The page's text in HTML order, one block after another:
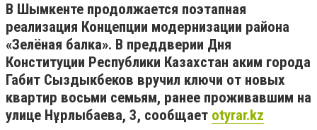
В Шымкенте продолжается поэтапная
реализация Концепции модернизации района
«Зелёная балка». В преддверии Дня
Конституции Республики Казахстан аким города
Габит Сыздыкбеков вручил ключи от новых
квартир восьми семьям, ранее проживавшим на
улице Нұрлыбаева, 3, сообщает otyrar.kz